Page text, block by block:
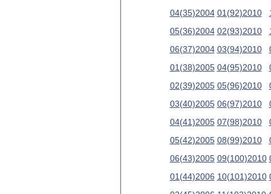
04(35)2004
05(36)2004
06(37)2004
01(38)2005
02(39)2005
03(40)2005
04(41)2005
05(42)2005
06(43)2005
01(44)2006
01(92)2010
02(93)2010
03(94)2010
04(95)2010
05(96)2010
06(97)2010
07(98)2010
08(99)2010
09(100)2010
10(101)2010